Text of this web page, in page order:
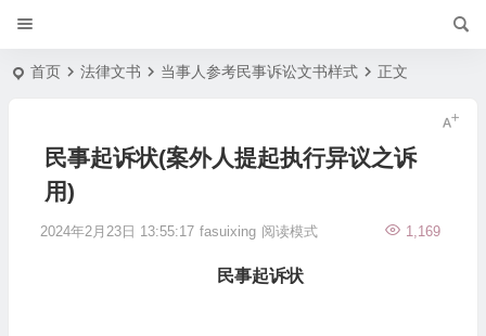
首页 法律文书 当事人参考民事诉讼文书样式 正文
民事起诉状(案外人提起执行异议之诉
用)
2024年2月23日 13:55:17 fasuixing 1,169
阅读模式
民事起诉状